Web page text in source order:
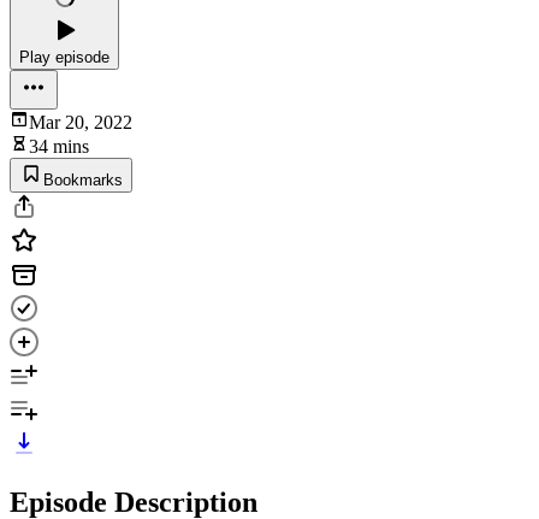
Play episode
Mar 20, 2022
34 mins
Bookmarks
Episode Description